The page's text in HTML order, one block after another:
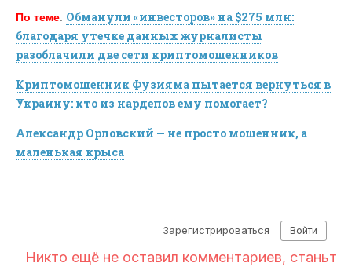
По теме: Обманули «инвесторов» на $275 млн:
благодаря утечке данных журналисты
разоблачили две сети криптомошенников
Криптомошенник Фузияма пытается вернуться в
Украину: кто из нардепов ему помогает?
Александр Орловский — не просто мошенник, а
маленькая крыса